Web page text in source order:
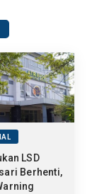
LSD
Berhenti,